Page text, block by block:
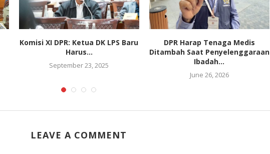
Komisi XI DPR: Ketua DK LPS Baru
Harus...
September 23, 2025
DPR Harap Tenaga Medis
Ditambah Saat Penyelenggaraan
Ibadah...
June 26, 2026
LEAVE A COMMENT